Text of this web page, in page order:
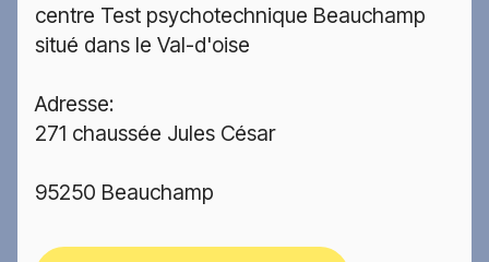
centre Test psychotechnique Beauchamp
situé dans le Val-d'oise
Adresse:
271 chaussée Jules César
95250 Beauchamp